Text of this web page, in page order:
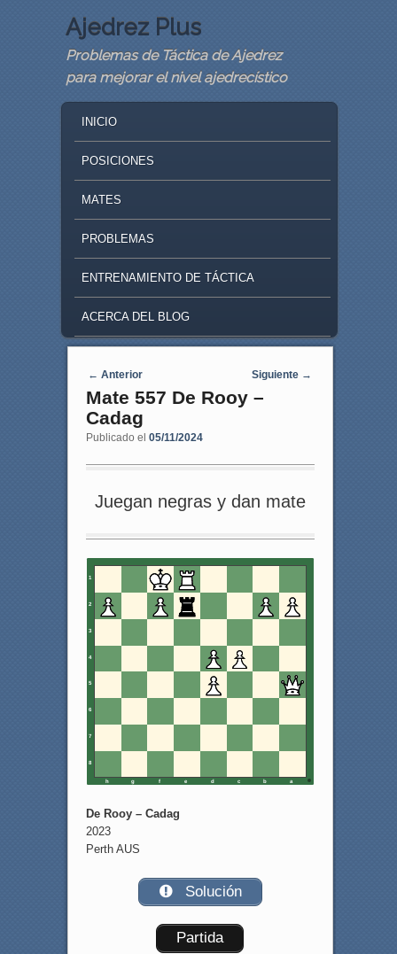
Ajedrez Plus
Problemas de Táctica de Ajedrez
para mejorar el nivel ajedrecístico
SKIP TO PRIMARY CONTENT
SKIP TO SECONDARY CONTENT
INICIO
POSICIONES
MATES
PROBLEMAS
ENTRENAMIENTO DE TÁCTICA
ACERCA DEL BLOG
Navegaci�n de entradas
← Anterior Siguiente →
Mate 557 De Rooy –
Cadag
Publicado el 05/11/2024
Juegan negras y dan mate
1
2
3
4
5
6
7
8
h g f e d c b a
De Rooy – Cadag
2023
Perth AUS
Solución
Partida